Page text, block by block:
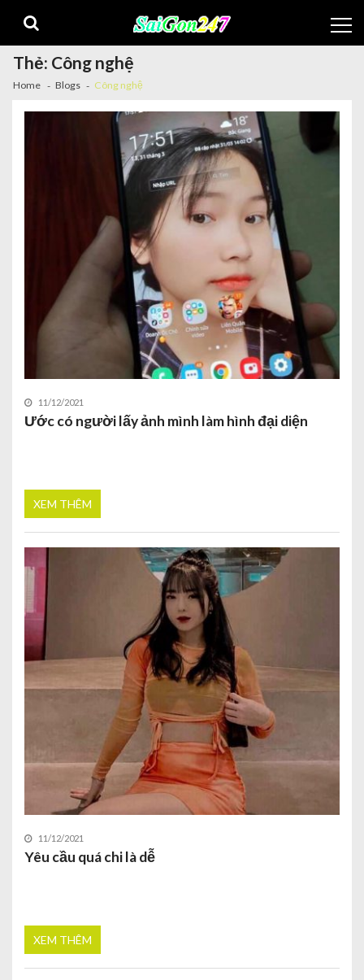
Thẻ: Công nghệ
Home Blogs Công nghệ
11/12/2021
Ước có người lấy ảnh mình làm hình đại diện
XEM THÊM
11/12/2021
Yêu cầu quá chi là dễ
XEM THÊM